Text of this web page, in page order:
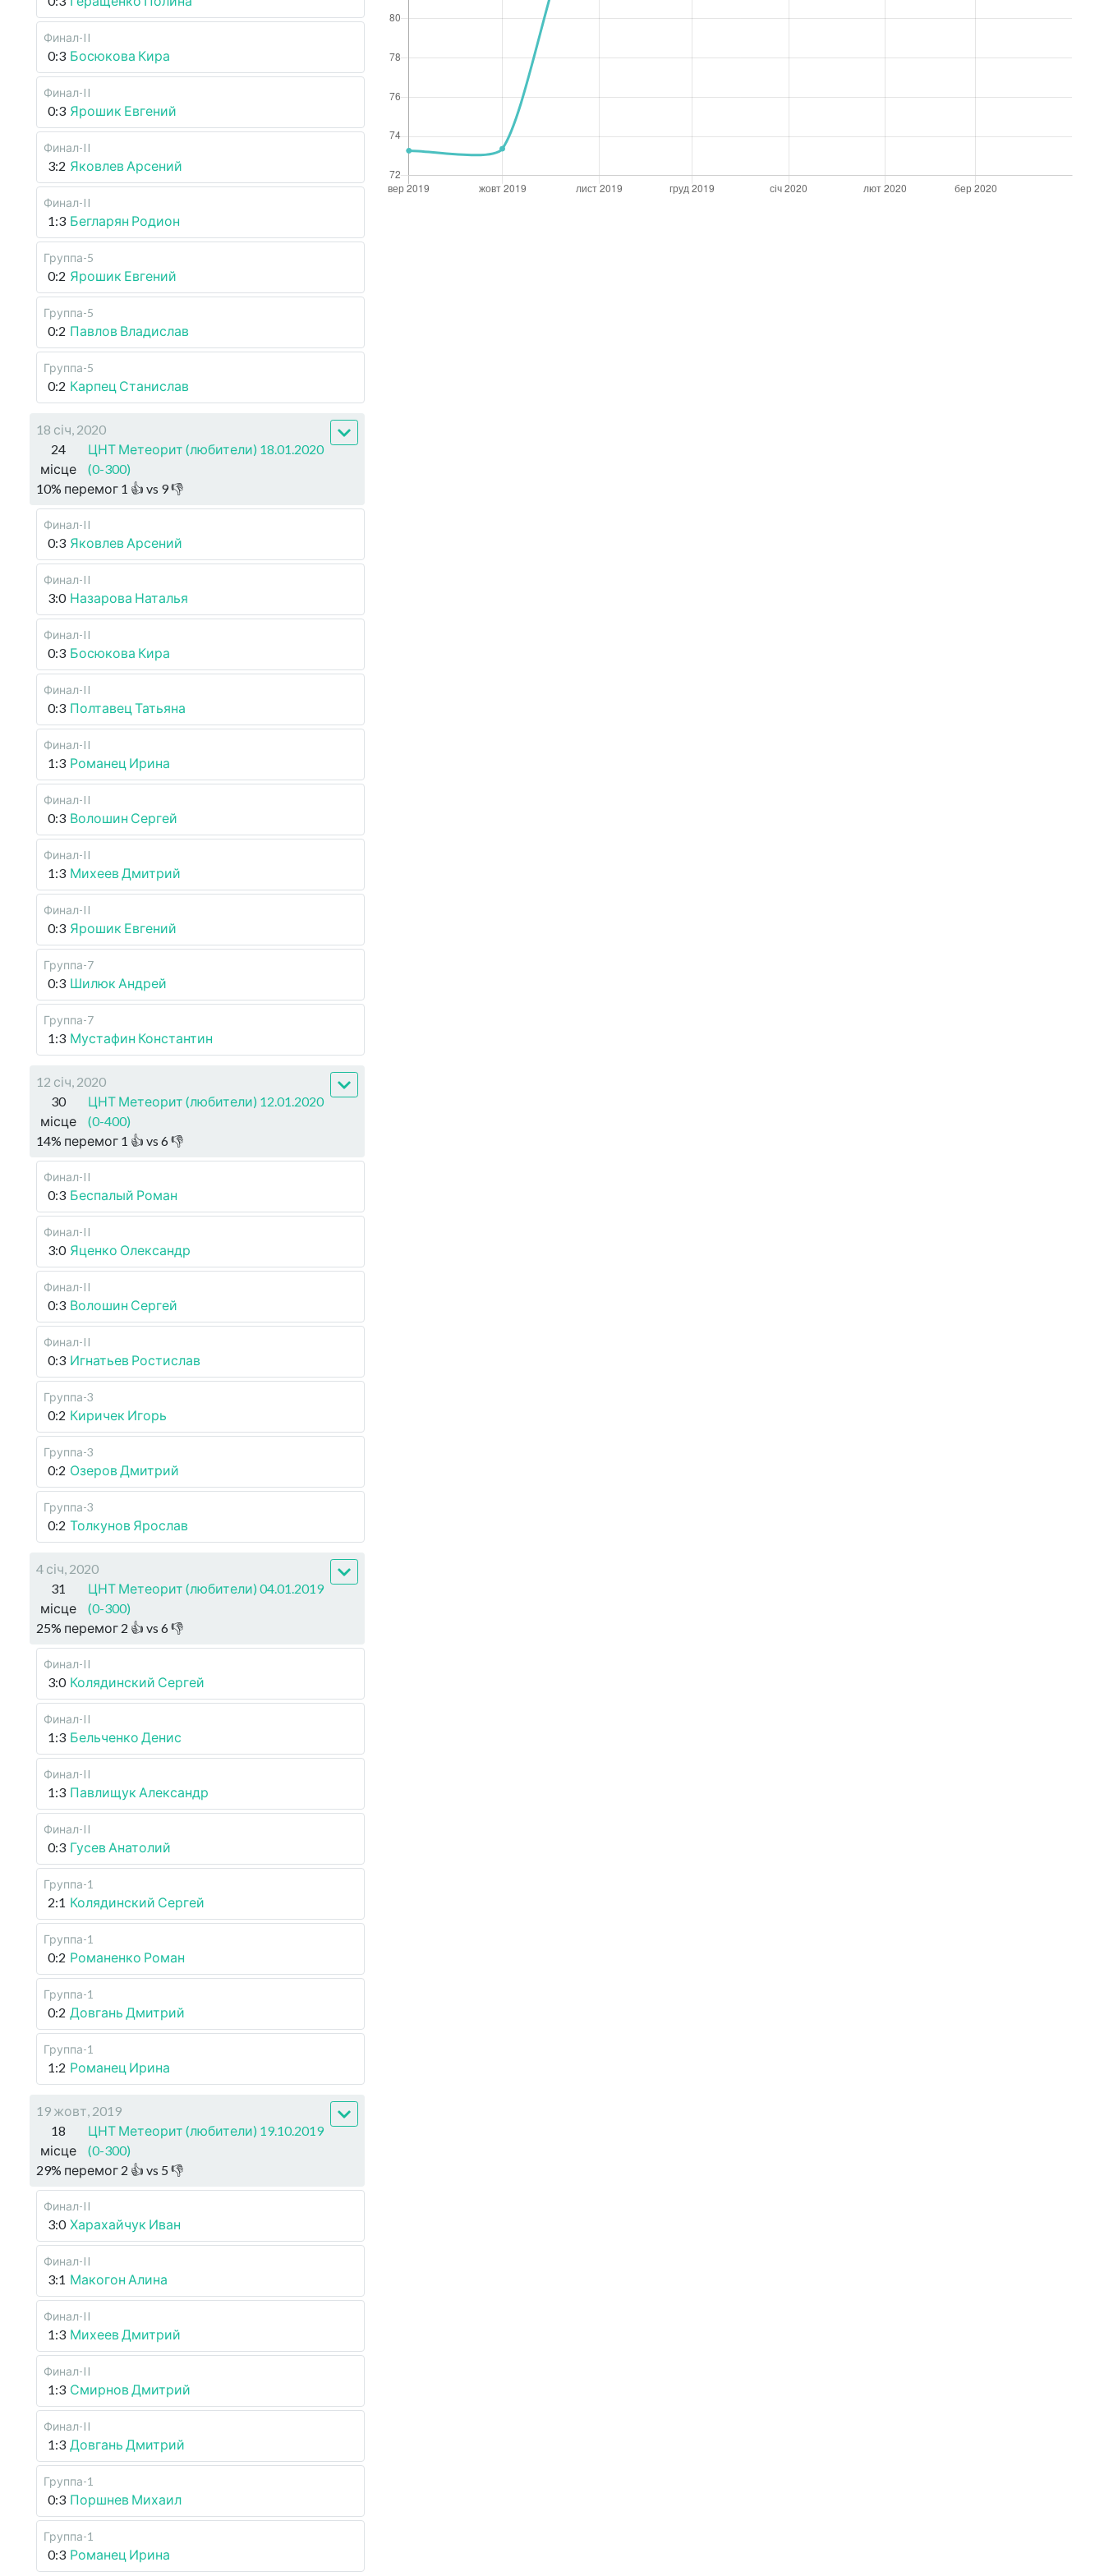
Финал-II
0:3 Босюкова Кира
Финал-II
0:3 Ярошик Евгений
Финал-II
3:2 Яковлев Арсений
Финал-II
1:3 Бегларян Родион
Группа-5
0:2 Ярошик Евгений
Группа-5
0:2 Павлов Владислав
Группа-5
0:2 Карпец Станислав
18 січ, 2020
24
місце
ЦНТ Метеорит (любители) 18.01.2020
(0-300)
10% перемог 1 👍 vs 9👎
Финал-II
0:3 Яковлев Арсений
Финал-II
3:0 Назарова Наталья
Финал-II
0:3 Босюкова Кира
Финал-II
0:3 Полтавец Татьяна
Финал-II
1:3 Романец Ирина
Финал-II
0:3 Волошин Сергей
Финал-II
1:3 Михеев Дмитрий
Финал-II
0:3 Ярошик Евгений
Группа-7
0:3 Шилюк Андрей
Группа-7
1:3 Мустафин Константин
12 січ, 2020
30
місце
ЦНТ Метеорит (любители) 12.01.2020
(0-400)
14% перемог 1 👍 vs 6👎
Финал-II
0:3 Беспалый Роман
Финал-II
3:0 Яценко Олександр
Финал-II
0:3 Волошин Сергей
Финал-II
0:3 Игнатьев Ростислав
Группа-3
0:2 Киричек Игорь
Группа-3
0:2 Озеров Дмитрий
Группа-3
0:2 Толкунов Ярослав
4 січ, 2020
31
місце
ЦНТ Метеорит (любители) 04.01.2019
(0-300)
25% перемог 2 👍 vs 6👎
Финал-II
3:0 Колядинский Сергей
Финал-II
1:3 Бельченко Денис
Финал-II
1:3 Павлищук Александр
Финал-II
0:3 Гусев Анатолий
Группа-1
2:1 Колядинский Сергей
Группа-1
0:2 Романенко Роман
Группа-1
0:2 Довгань Дмитрий
Группа-1
1:2 Романец Ирина
19 жовт, 2019
18
місце
ЦНТ Метеорит (любители) 19.10.2019
(0-300)
29% перемог 2 👍 vs 5 👎
Финал-II
3:0 Харахайчук Иван
Финал-II
3:1 Макогон Алина
Финал-II
1:3 Михеев Дмитрий
Финал-II
1:3 Смирнов Дмитрий
Финал-II
1:3 Довгань Дмитрий
Группа-1
0:3 Поршнев Михаил
Группа-1
0:3 Романец Ирина